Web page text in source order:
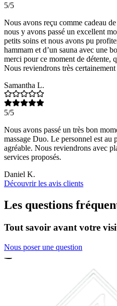
5/5
Nous avons reçu comme cadeau
nous y avons passé un excellent
petits soins et nous avons pu
hammam et d’un sauna avec une
merci pour ce moment de détente,
Nous reviendrons très certainement
Samantha L.
5/5
Nous avons passé un très bon
massage Duo. Le personnel est au
agréable. Nous reviendrons avec
services proposés.
Daniel K.
Découvrir les avis clients
Les questions
Tout savoir avant votre
Nous poser une question